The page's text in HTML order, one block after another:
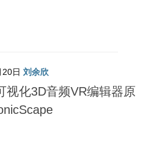
日 刘余欣
视化3D音频VR编辑器原